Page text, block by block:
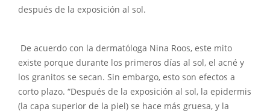
después de la exposición al sol.
De acuerdo con la dermatóloga Nina Roos, este mito
existe porque durante los primeros días al sol, el acné y
los granitos se secan. Sin embargo, esto son efectos a
corto plazo. “Después de la exposición al sol, la epidermis
(la capa superior de la piel) se hace más gruesa, y la